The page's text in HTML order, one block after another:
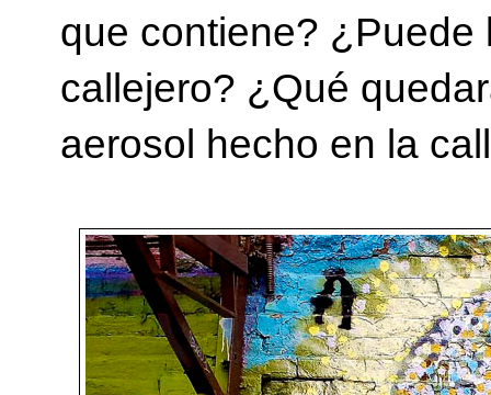
que contiene? ¿Puede
callejero? ¿Qué
aerosol hecho en la